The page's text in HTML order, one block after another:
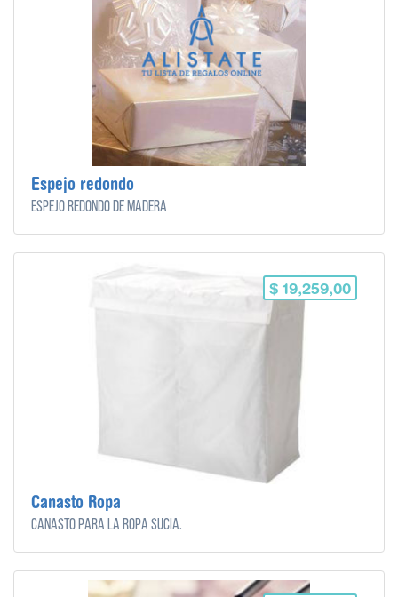
Espejo redondo
Espejo redondo de madera
$ 19,259,00
Canasto Ropa
Canasto para la ropa sucia.